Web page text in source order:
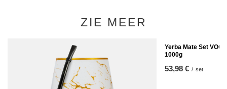
ZIE MEER
Yerba Mate Set
1000g
53,98 € / set